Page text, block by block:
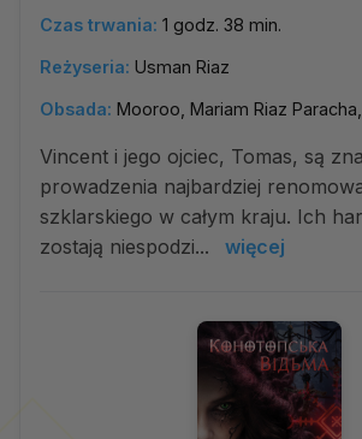
Czas trwania: 1 godz. 38 min.
Reżyseria: Usman Riaz
Obsada: Mooroo, Mariam Riaz
Vincent i jego ojciec, Tomas, są
prowadzenia najbardziej
szklarskiego w całym kraju. Ich
zostają niespodzi...
więcej